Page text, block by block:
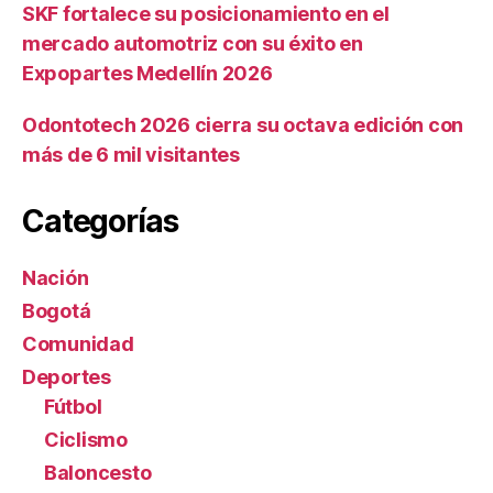
SKF fortalece su posicionamiento en el
mercado automotriz con su éxito en
Expopartes Medellín 2026
Odontotech 2026 cierra su octava edición con
más de 6 mil visitantes
Categorías
Nación
Bogotá
Comunidad
Deportes
Fútbol
Ciclismo
Baloncesto